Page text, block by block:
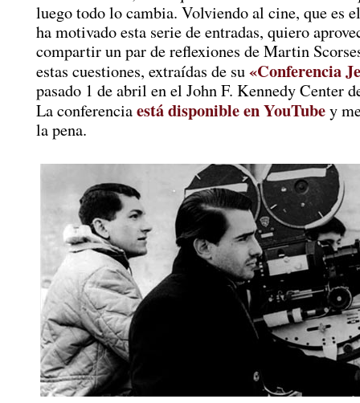
luego todo lo cambia. Volviendo al cine, que es
ha motivado esta serie de entradas, quiero
compartir un par de reflexiones de Martin
estas cuestiones, extraídas de su«Conferencia
pasado 1 de abril en el John F. Kennedy Center
La conferenciaestá disponible en YouTubey
la pena.